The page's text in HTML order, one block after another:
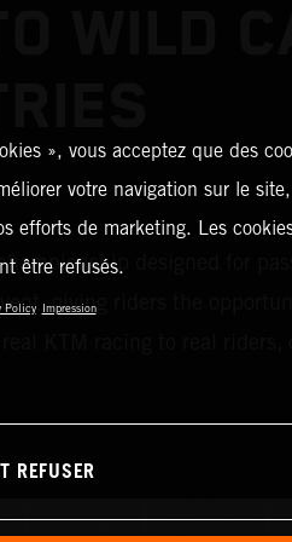
WILD
designed for
giving riders the
KTM racing to real
», vous acceptez que des
votre navigation sur le
efforts de marketing. Les
être refusés.
Policy Impression
REFUSER